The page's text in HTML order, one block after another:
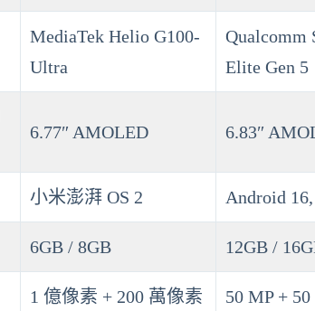
MediaTek Helio G100-
Ultra
Qualcomm
Elite Gen 5
6.77″ AMOLED 6.83″
小米澎湃 OS 2 Android
6GB / 8GB 12GB /
1 億像素 + 200 萬像素 50 MP +